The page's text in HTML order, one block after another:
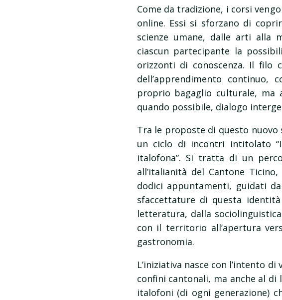
Come da tradizione, i corsi
online. Essi si sforzano di
scienze umane, dalle arti alla
ciascun partecipante la
orizzonti di conoscenza. Il filo
dell’apprendimento
proprio bagaglio culturale, ma
quando possibile, dialogo
Tra le proposte di questo nuovo
un ciclo di incontri intitolato
italofona”. Si tratta di un
all’italianità del Cantone
dodici appuntamenti, guidati
sfaccettature di questa
letteratura, dalla
con il territorio all’apertura
gastronomia.
L’iniziativa nasce con l’intento
confini cantonali, ma anche al
italofoni (di ogni generazione)